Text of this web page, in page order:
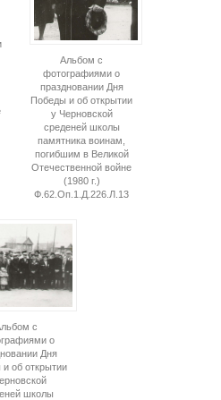
Альбом с
фотографиями о
праздновании Дня
Победы и об открытии
у Черновской
среденей школы
памятника воинам,
погибшим в Великой
Отечественной войне
(1980 г.)
Ф.62.Оп.1.Д.226.Л.13
с
о
Дня
об открытии
школы